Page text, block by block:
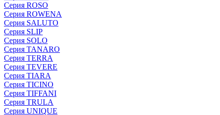
Серия ROSO
Серия ROWENA
Серия SALUTO
Серия SLIP
Серия SOLO
Серия TANARO
Серия TERRA
Серия TEVERE
Серия TIARA
Серия TICINO
Серия TIFFANI
Серия TRULA
Серия UNIQUE